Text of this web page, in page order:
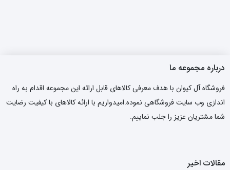
درباره مجموعه ما
فروشگاه آل کیوان با هدف معرفی کالاهای قابل ارائه این مجموعه اقدام به راه
اندازی وب سایت فروشگاهی نموده.امیدواریم با ارائه کالاهای با کیفیت رضایت
شما مشتریان عزیز را جلب نماییم.
مقالات اخیر